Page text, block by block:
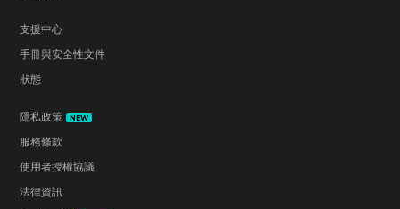
支援中心
手冊與安全性文件
狀態
隱私政策 NEW
服務條款
使用者授權協議
法律資訊